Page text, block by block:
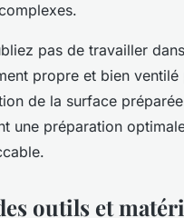
pas de travailler
propre et bien
de la surface
une préparation
outils et